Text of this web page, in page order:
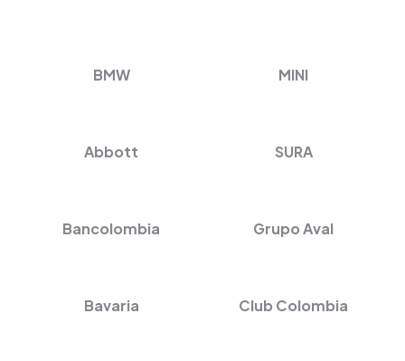
BMW MINI
Abbott SURA
Bancolombia Grupo Aval
Bavaria Club Colombia